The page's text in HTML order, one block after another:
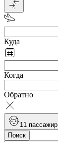
Куда
Когда
Обратно
1 1 пассажир
Поиск